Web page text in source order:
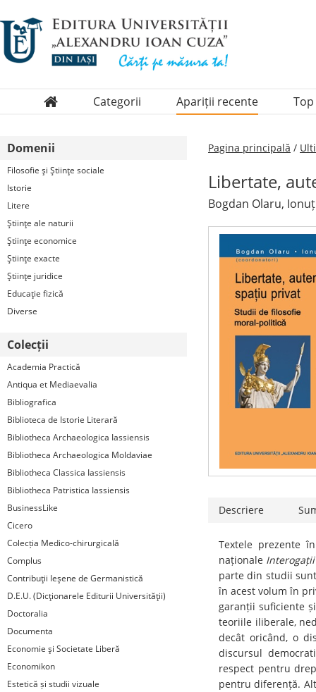
Categorii
Periodice
Apariții recente Top
Domenii
Filosofie şi Ştiinţe sociale
Istorie
Litere
Ştiinţe ale naturii
Ştiinţe economice
Ştiinţe exacte
Ştiinţe juridice
Educaţie fizică
Diverse
Colecții
Academia Practică
Antiqua et Mediaevalia
Bibliografica
Biblioteca de Istorie Literară
Bibliotheca Archaeologica Iassiensis
Bibliotheca Archaeologica Moldaviae
Bibliotheca Classica Iassiensis
Bibliotheca Patristica Iassiensis
BusinessLike
Cicero
Colecția Medico-chirurgicală
Complus
Contribuţii Ieşene de Germanistică
D.E.U. (Dicţionarele Editurii Universităţii)
Doctoralia
Documenta
Economie şi Societate Liberă
Economikon
Estetică și studii vizuale
Pagina principală /
Libertate,
Bogdan Olaru,
Descriere
Textele prezente
naționale
parte din studii
în acest volum în
garanții suficiente
teoriile iliberale,
decât oricând, o
discursul
respect pentru
pentru diferență.